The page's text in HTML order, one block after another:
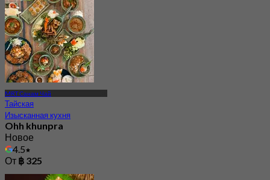
MRT Санам Чай
Тайская
Изысканная кухня
Ohh khunpra
Новое
4.5
От ฿ 325